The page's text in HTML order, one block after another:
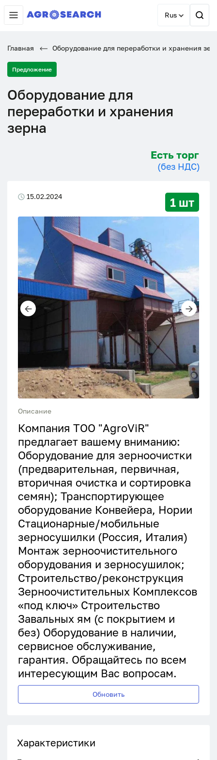
Rus
Главная Оборудование для переработки и хранения
Предложение
Оборудование для
переработки и хранения
зерна
Есть торг
(без НДС)
15.02.2024 1 шт
Описание
Компания ТОО "AgroViR"
предлагает вашему вниманию:
Оборудование для зерноочистки
(предварительная, первичная,
вторичная очистка и сортировка
семян); Транспортирующее
оборудование Конвейера, Нории
Стационарные/мобильные
зерносушилки (Россия, Италия)
Монтаж зерноочистительного
оборудования и зерносушилок;
Строительство/реконструкция
Зерноочистительных Комплексов
«под ключ» Строительство
Завальных ям (с покрытием и
без) Оборудование в наличии,
сервисное обслуживание,
гарантия. Обращайтесь по всем
интересующим Вас вопросам.
Обновить
Характеристики